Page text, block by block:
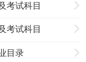
考试科目
考试科目
目录